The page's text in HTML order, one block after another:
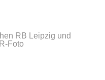
RB Leipzig und
Foto